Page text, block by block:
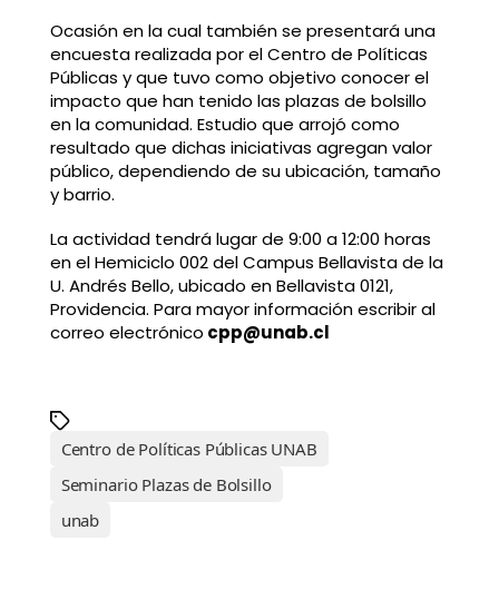
Ocasión en la cual también se presentará una
encuesta realizada por el Centro de Políticas
Públicas y que tuvo como objetivo conocer el
impacto que han tenido las plazas de bolsillo
en la comunidad. Estudio que arrojó como
resultado que dichas iniciativas agregan valor
público, dependiendo de su ubicación, tamaño
y barrio.
La actividad tendrá lugar de 9:00 a 12:00 horas
en el Hemiciclo 002 del Campus Bellavista de la
U. Andrés Bello, ubicado en Bellavista 0121,
Providencia. Para mayor información escribir al
correo electrónico cpp@unab.cl
Centro de Políticas Públicas UNAB
Seminario Plazas de Bolsillo
unab